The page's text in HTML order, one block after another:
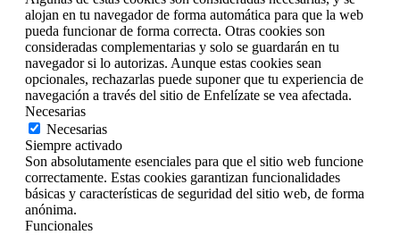
alojan en tu navegador de forma automática para que la web
pueda funcionar de forma correcta. Otras cookies son
consideradas complementarias y solo se guardarán en tu
navegador si lo autorizas. Aunque estas cookies sean
opcionales, rechazarlas puede suponer que tu experiencia de
navegación a través del sitio de Enfelízate se vea afectada.
Necesarias
Necesarias
Siempre activado
Son absolutamente esenciales para que el sitio web funcione
correctamente. Estas cookies garantizan funcionalidades
básicas y características de seguridad del sitio web, de forma
anónima.
Funcionales